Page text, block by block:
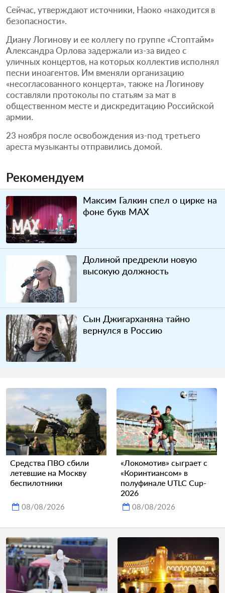
Сейчас, утверждают источники, Наоко «находится в
безопасности».
Диану Логинову и ее коллегу по группе «Стоптайм»
Александра Орлова задержали из-за видео с
уличных концертов, на которых коллектив исполнял
песни иноагентов. Им вменяли организацию
«несогласованного концерта», также на Логинову
составляли протоколы по статьям за мат в
общественном месте и дискредитацию Российской
армии.
23 ноября после освобождения из-под третьего
ареста музыканты отправились домой.
Рекомендуем
Максим Галкин спел о цирке на
фоне букв MAX
Долиной предрекли новую
высокую должность
Сын Джигарханяна тайно
вернулся в Россию
Средства ПВО сбили
летевшие на Москву
беспилотники
08/08/2026
«Локомотив» сыграет с
«Коринтиансом» в
полуфинале UTLC Cup-
2026
08/08/2026